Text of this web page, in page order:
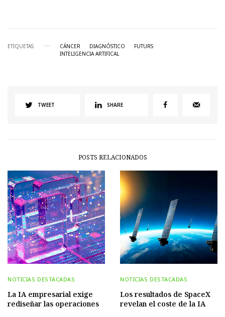
ETIQUETAS CÁNCER DIAGNÓSTICO
FUTURS
INTELIGENCIA ARTIFICAL
TWEET SHARE
POSTS RELACIONADOS
NOTICIAS DESTACADAS
La IA empresarial exige
rediseñar las operaciones
NOTICIAS DESTACADAS
Los resultados de SpaceX
revelan el coste de la IA